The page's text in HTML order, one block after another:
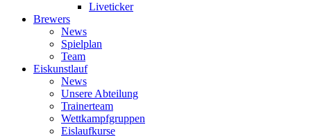
Liveticker
Brewers
News
Spielplan
Team
Eiskunstlauf
News
Unsere Abteilung
Trainerteam
Wettkampfgruppen
Eislaufkurse